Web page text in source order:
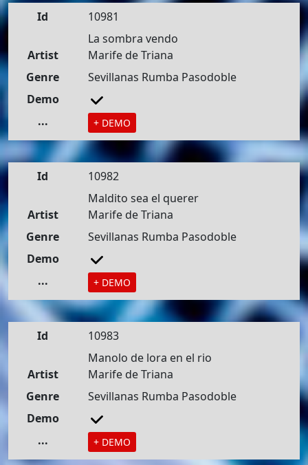
Id
10981
La sombra vendo
Artist
Marife de Triana
Genre
Sevillanas Rumba Pasodoble
Demo
...
+ DEMO
Id
10982
Maldito sea el querer
Artist
Marife de Triana
Genre
Sevillanas Rumba Pasodoble
Demo
...
+ DEMO
Id
10983
Manolo de lora en el rio
Artist
Marife de Triana
Genre
Sevillanas Rumba Pasodoble
Demo
...
+ DEMO